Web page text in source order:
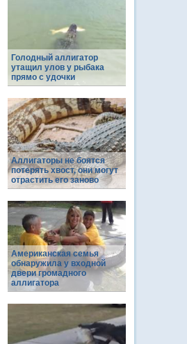
Голодный аллигатор
утащил улов у рыбака
прямо с удочки
Аллигаторы не боятся
потерять хвост, они могут
отрастить его заново
Американская семья
обнаружила у входной
двери громадного
аллигатора